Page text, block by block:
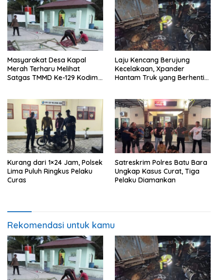
Masyarakat Desa Kapal
Merah Terharu Melihat
Satgas TMMD Ke-129 Kodim
Mushollah Al Maghribi
Laju Kencang Berujung
Kecelakaan, Xpander
Hantam Truk yang Berhenti
Kurang dari 1×24 Jam, Polsek
Lima Puluh Ringkus Pelaku
Curas
Satreskrim Polres Batu Bara
Ungkap Kasus Curat, Tiga
Pelaku Diamankan
Rekomendasi untuk kamu